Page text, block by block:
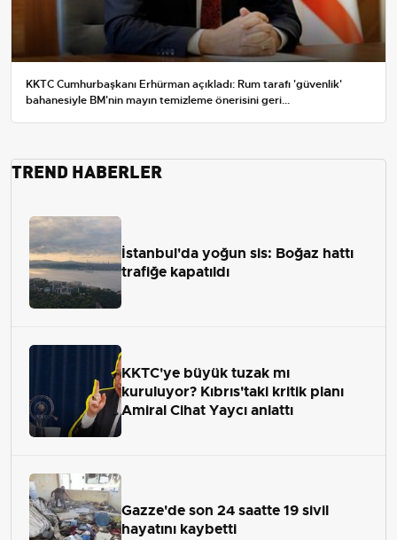
KKTC Cumhurbaşkanı Erhürman açıkladı: Rum tarafı 'güvenlik'
bahanesiyle BM'nin mayın temizleme önerisini geri...
TREND HABERLER
İstanbul'da yoğun sis: Boğaz hattı
trafiğe kapatıldı
KKTC'ye büyük tuzak mı
kuruluyor? Kıbrıs'taki kritik planı
Amiral Cihat Yaycı anlattı
Gazze'de son 24 saatte 19 sivil
hayatını kaybetti